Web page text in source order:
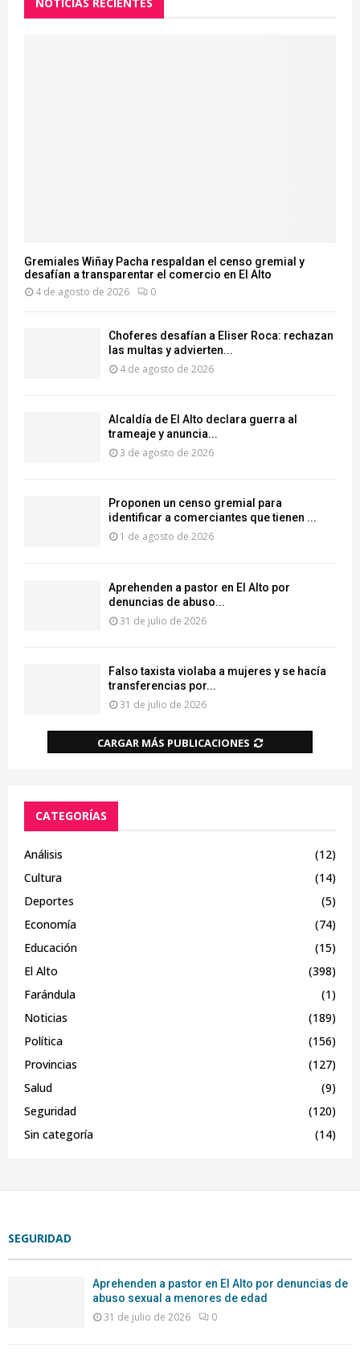
Gremiales Wiñay Pacha respaldan el censo gremial y
desafían a transparentar el comercio en El Alto
4 de agosto de 2026 0
Choferes desafían a Eliser Roca: rechazan
las multas y advierten...
4 de agosto de 2026
‎Alcaldía de El Alto declara guerra al
trameaje y anuncia...
3 de agosto de 2026
Proponen un censo gremial para
identificar a comerciantes que tienen ...
1 de agosto de 2026
Aprehenden a pastor en El Alto por
denuncias de abuso...
31 de julio de 2026
Falso taxista violaba a mujeres y se hacía
transferencias por...
31 de julio de 2026
CARGAR MÁS PUBLICACIONES
CATEGORÍAS
Análisis
(12)
Cultura
(14)
Deportes
(5)
Economía
(74)
Educación
(15)
El Alto
(398)
Farándula
(1)
Noticias
(189)
Política
(156)
Provincias
(127)
Salud
(9)
Seguridad
(120)
Sin categoría
(14)
SEGURIDAD
Aprehenden a pastor en El Alto por denuncias de
abuso sexual a menores de edad
31 de julio de 2026 0